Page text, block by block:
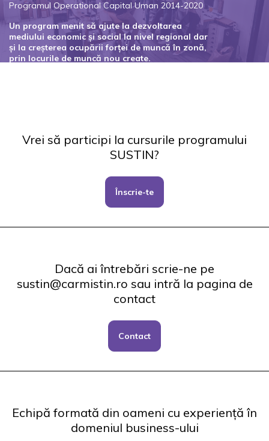
Programul Operational Capital Uman 2014-2020
Un program menit să ajute la dezvoltarea
mediului economic și social la nivel regional dar
și la creșterea ocupării forței de muncă în zonă,
prin locurile de muncă nou create.
Vrei să participi la cursurile programului
SUSTIN?
Înscrie-te
Dacă ai întrebări scrie-ne pe
sustin@carmistin.ro sau intră la pagina de
contact
Contact
Echipă formată din oameni cu experiență în
domeniul business-ului